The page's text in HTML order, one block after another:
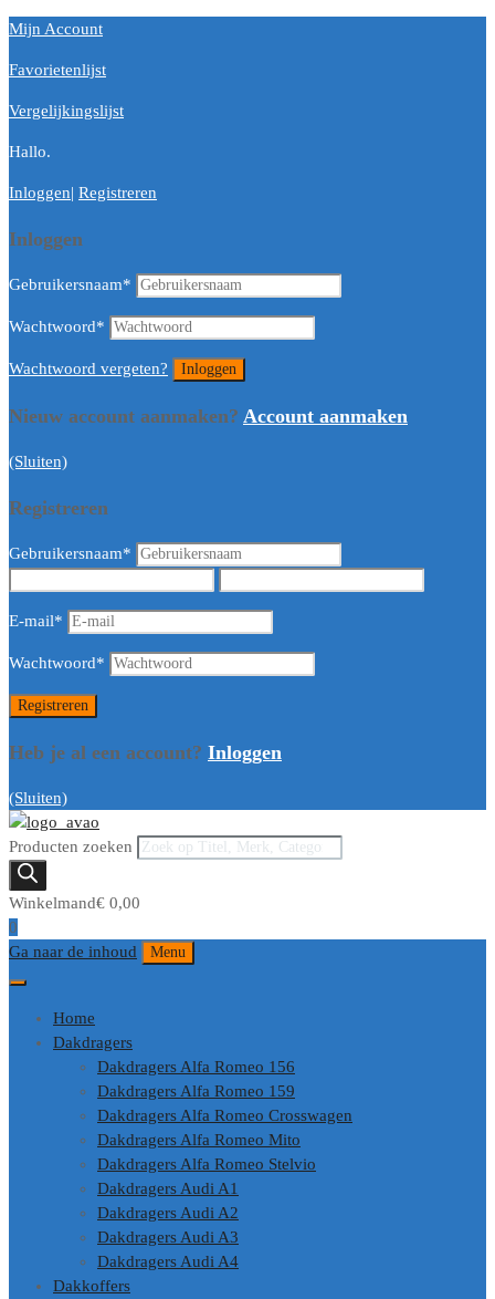
Mijn Account
Favorietenlijst
Vergelijkingslijst
Hallo.
Inloggen| Registreren
Inloggen
Gebruikersnaam*
Wachtwoord*
Wachtwoord vergeten?
Nieuw account aanmaken? Account aanmaken
(Sluiten)
Registreren
Gebruikersnaam*
E-mail*
Wachtwoord*
Heb je al een account? Inloggen
(Sluiten)
Producten zoeken
Winkelmand€ 0,00
0
Ga naar de inhoud
Menu
Home
Dakdragers
Dakdragers Alfa Romeo 156
Dakdragers Alfa Romeo 159
Dakdragers Alfa Romeo Crosswagen
Dakdragers Alfa Romeo Mito
Dakdragers Alfa Romeo Stelvio
Dakdragers Audi A1
Dakdragers Audi A2
Dakdragers Audi A3
Dakdragers Audi A4
Dakkoffers